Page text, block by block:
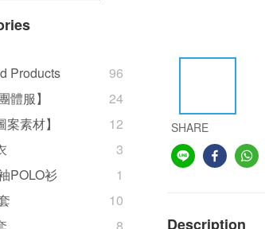
Products
96
體服】
24
案素材】
12
3
POLO衫
1
10
SHARE
Description